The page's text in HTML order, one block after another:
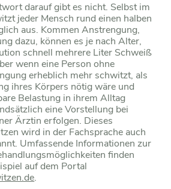
darauf gibt es nicht. Selbst im
jeder Mensch rund einen halben
aus. Kommen Anstrengung,
dazu, können es je nach Alter,
schnell mehrere Liter Schweiß
wenn eine Person ohne
erheblich mehr schwitzt, als
ihres Körpers nötig wäre und
Belastung in ihrem Alltag
eine Vorstellung bei
Ärztin erfolgen. Dieses
wird in der Fachsprache auch
Umfassende Informationen zur
finden
auf dem Portal
.